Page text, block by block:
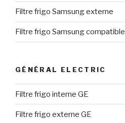
Filtre frigo Samsung externe
Filtre frigo Samsung compatible
GÉNÉRAL ELECTRIC
Filtre frigo interne GE
Filtre frigo externe GE